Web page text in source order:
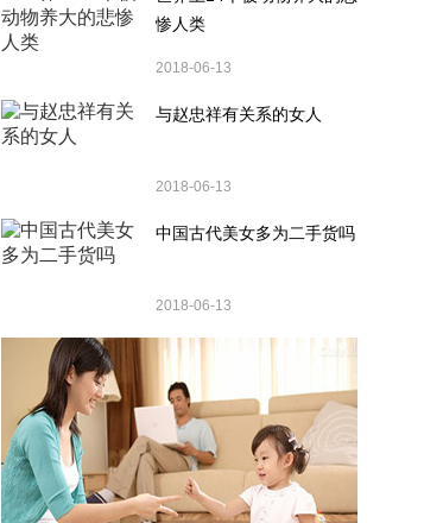
惨人类
2018-06-13
与赵忠祥有关系的女人
2018-06-13
中国古代美女多为二手货吗
2018-06-13